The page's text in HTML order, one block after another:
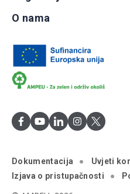
O nama
Dokumentacija Uvjeti
Izjava o pristupačnosti